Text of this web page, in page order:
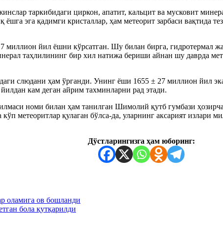
таркибидаги циркон, апатит, кальцит ва мусковит
эга қадимги кристаллар, ҳам метеорит зарбаси вақтида
йил ёшни кўрсатган. Шу билан бирга, гидротермал
таҳлилининг бир хил натижа бериши айнан шу даврда
слюдани ҳам ўрганди. Унинг ёши 1655 ± 27 миллион йил
кам деган айрим тахминларни рад этади.
номи билан ҳам танилган Шимолий қутб гумбази
метеоритлар қулаган бўлса-да, уларнинг аксарият излари
Дўстларингизга ҳам юборинг:
оламига ов бошланди
бола қутқарилди